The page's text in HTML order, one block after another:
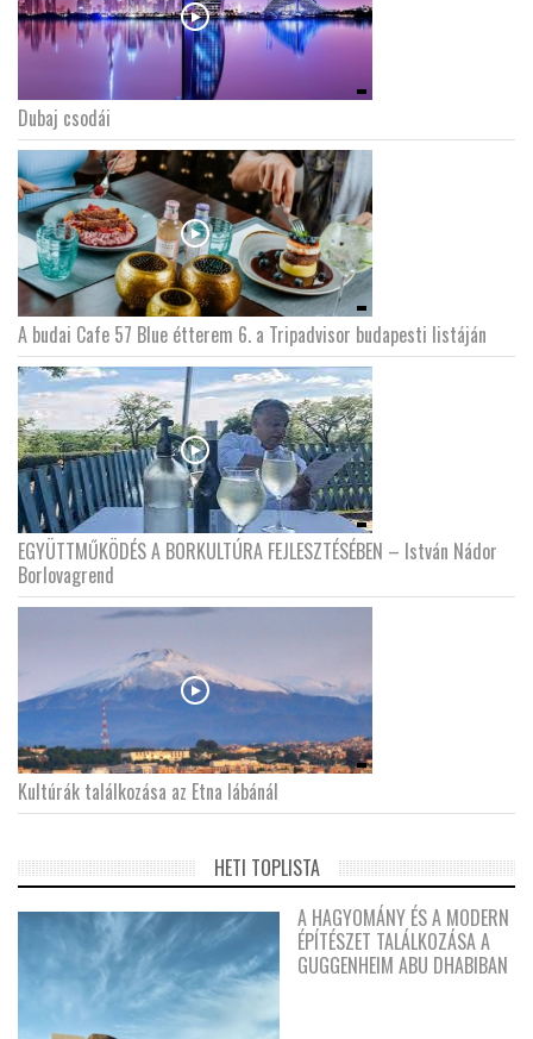
GLOBOZSARU
DOBRAVERO.HU
LATIMO.HU
GLOBOBOOK
Dubaj csodái
A budai Cafe 57 Blue étterem 6. a Tripadvisor budapesti listáján
EGYÜTTMŰKÖDÉS A BORKULTÚRA FEJLESZTÉSÉBEN – István Nádor
Borlovagrend
Kultúrák találkozása az Etna lábánál
HETI TOPLISTA
A HAGYOMÁNY ÉS A MODERN
ÉPÍTÉSZET TALÁLKOZÁSA A
GUGGENHEIM ABU DHABIBAN